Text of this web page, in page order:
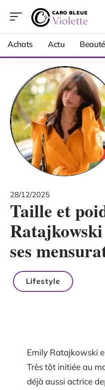
Achats Actu Beauté
28/12/2025
Taille et
ses
Lifestyle
Emily Ratajkowski
Très tôt initiée au
déjà aussi actrice